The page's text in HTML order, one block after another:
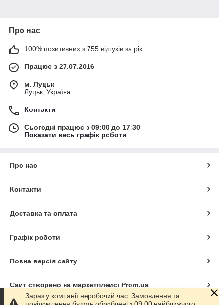
Про нас
100% позитивних з 755 відгуків за рік
Працює з 27.07.2016
м. Луцьк
Луцьк, Україна
Контакти
Сьогодні працює з 09:00 до 17:30
Показати весь графік роботи
Про нас
Контакти
Доставка та оплата
Графік роботи
Повна версія сайту
Сайт створено на маркетплейсі Prom.ua
Зараз у компанії неробочий час. Замовлення та